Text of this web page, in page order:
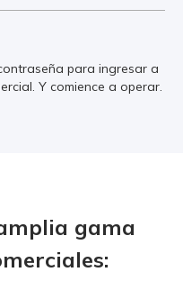
para ingresar a
Y comience a operar.
gama